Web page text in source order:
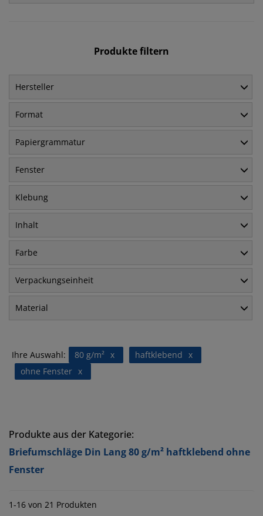
Produkte filtern
Hersteller
Format
Papiergrammatur
Fenster
Klebung
Inhalt
Farbe
Verpackungseinheit
Material
Ihre Auswahl: x
80 g/m² x
haftklebend
x
ohne Fenster
Produkte aus der Kategorie:
Briefumschläge Din Lang 80 g/m² haftklebend ohne
Fenster
1-16 von 21 Produkten